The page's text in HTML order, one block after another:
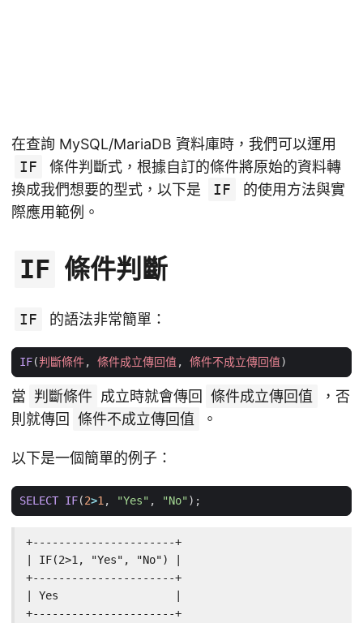
在查詢 MySQL/MariaDB 資料庫時，我們可以運用
IF
條件判斷式，根據自訂的條件將原始的資料轉
換成我們想要的型式，以下是
IF
的使用方法與實
際應用範例。
IF 條件判斷
IF 的語法非常簡單：
IF(判斷條件, 條件成立傳回值 , 條件不成立傳回值)
當 判斷條件 成立時就會傳回 條件成立傳回值
，否
則就傳回
條件不成立傳回值 。
以下是一個簡單的例子：
SELECT IF(2>1, "Yes" , "No");
+----------------------+
| IF(2>1, "Yes", "No") |
+----------------------+
| Yes                  |
+----------------------+